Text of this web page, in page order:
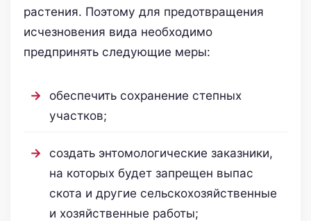
растения. Поэтому для предотвращения
исчезновения вида необходимо
предпринять следующие меры:
обеспечить сохранение степных
участков;
создать энтомологические заказники,
на которых будет запрещен выпас
скота и другие сельскохозяйственные
и хозяйственные работы;